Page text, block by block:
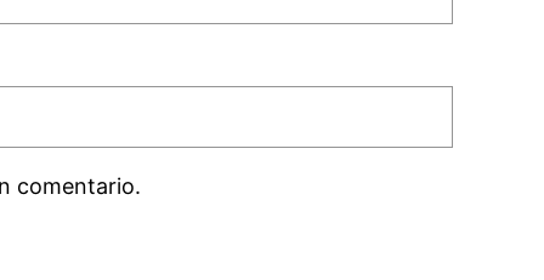
comentario.